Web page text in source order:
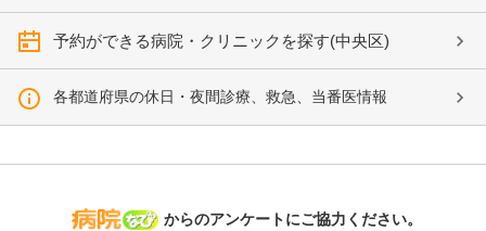
予約ができる病院・クリニックを探す(中央区)
各都道府県の休日・夜間診療、救急、当番医情報
病院なび
からのアンケートにご協力ください。